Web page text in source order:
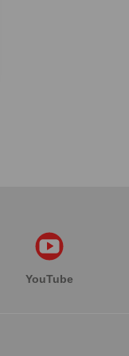
YouTube